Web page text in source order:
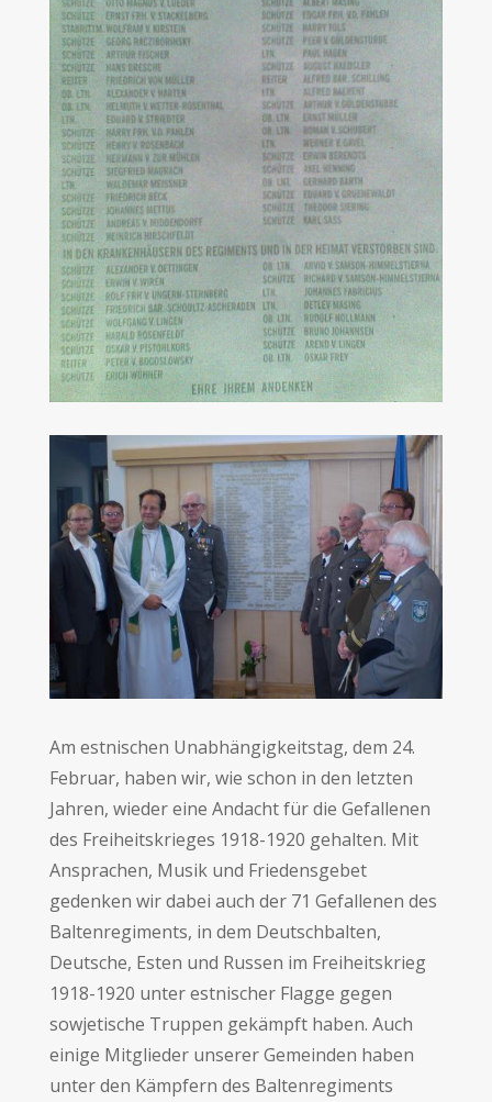
Am estnischen Unabhängigkeitstag, dem 24.
Februar, haben wir, wie schon in den letzten
Jahren, wieder eine Andacht für die Gefallenen
des Freiheitskrieges 1918-1920 gehalten. Mit
Ansprachen, Musik und Friedensgebet
gedenken wir dabei auch der 71 Gefallenen des
Baltenregiments, in dem Deutschbalten,
Deutsche, Esten und Russen im Freiheitskrieg
1918-1920 unter estnischer Flagge gegen
sowjetische Truppen gekämpft haben. Auch
einige Mitglieder unserer Gemeinden haben
unter den Kämpfern des Baltenregiments